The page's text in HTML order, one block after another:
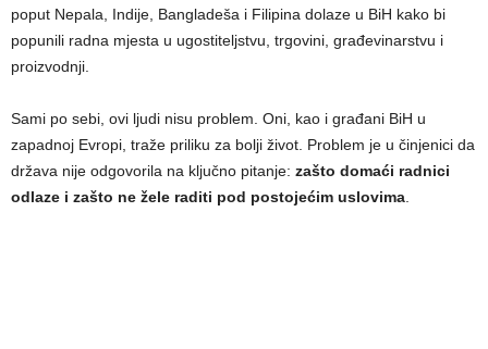
poput Nepala, Indije, Bangladeša i Filipina dolaze u BiH kako bi
popunili radna mjesta u ugostiteljstvu, trgovini, građevinarstvu i
proizvodnji.
Sami po sebi, ovi ljudi nisu problem. Oni, kao i građani BiH u
zapadnoj Evropi, traže priliku za bolji život. Problem je u činjenici da
država nije odgovorila na ključno pitanje: zašto domaći radnici
odlaze i zašto ne žele raditi pod postojećim uslovima.